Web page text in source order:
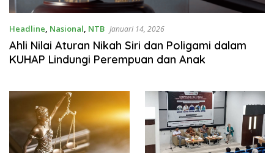
Headline, Nasional, NTB Januari 14, 2026
Ahli Nilai Aturan Nikah Siri dan Poligami dalam
KUHAP Lindungi Perempuan dan Anak